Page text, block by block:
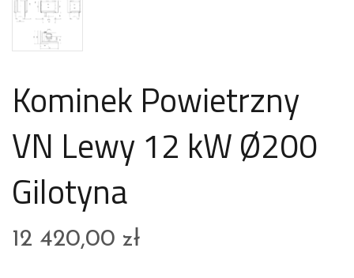
Kominek Powietrzny
VN Lewy 12 kW Ø200
Gilotyna
12 420,00 zł